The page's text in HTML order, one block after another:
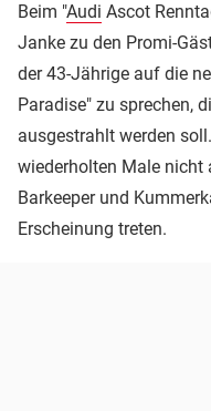
Beim "Audi Ascot
Janke zu den Promi-
der 43-Jährige auf die
Paradise" zu sprechen,
ausgestrahlt werden
wiederholten Male nicht
Barkeeper und
Erscheinung treten.